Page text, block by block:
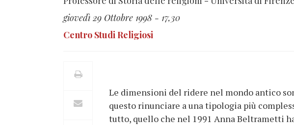
giovedì 29 Ottobre 1998 - 17,30
Centro Studi Religiosi
Le dimensioni del ridere nel mondo antico
questo rinunciare a una tipologia più
tutto, quello che nel 1991 Anna Beltrametti